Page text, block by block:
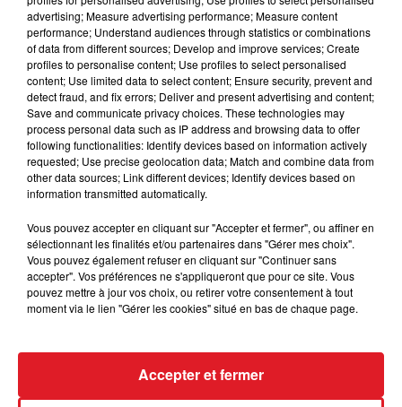
Si cette vente devrait être l’ultime occasion d’obtenir
- à des prix cassés - des vêtements d’hiver de
pourront également retrouver des nouvelles pièces à
l’avenir. En effet,Noz avait indiqué en novembre
garder des produits de la collection été « en réserve
pour les ressortir au printemps ».
de-Calais
Saint-Pol-sur-Mer,Tourcoing ,Achicour
advertising; Measure advertising performance; Measure content
performance; Understand audiences through statistics or combinations
of data from different sources; Develop and improve services; Create
profiles to personalise content; Use profiles to select personalised
content; Use limited data to select content; Ensure security, prevent and
detect fraud, and fix errors; Deliver and present advertising and content;
Save and communicate privacy choices. These technologies may
process personal data such as IP address and browsing data to offer
following functionalities: Identify devices based on information actively
requested; Use precise geolocation data; Match and combine data from
other data sources; Link different devices; Identify devices based on
information transmitted automatically.
Vous pouvez accepter en cliquant sur "Accepter et fermer", ou affiner en
sélectionnant les finalités et/ou partenaires dans "Gérer mes choix".
Vous pouvez également refuser en cliquant sur "Continuer sans
accepter". Vos préférences ne s'appliqueront que pour ce site. Vous
pouvez mettre à jour vos choix, ou retirer votre consentement à tout
moment via le lien "Gérer les cookies" situé en bas de chaque page.
Accepter et fermer